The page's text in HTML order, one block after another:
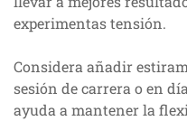
experimentas tensión.
Considera añadir
sesión de carrera o en
ayuda a mantener la